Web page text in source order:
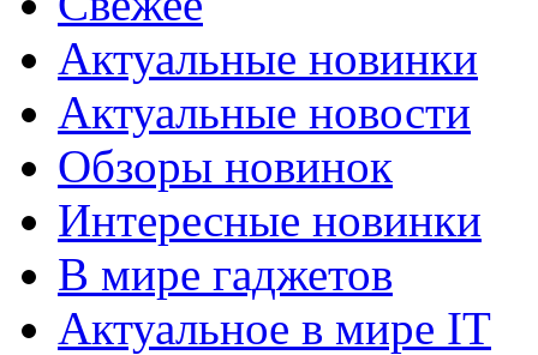
Актуальные новинки
Актуальные новости
Обзоры новинок
Интересные новинки
В мире гаджетов
Актуальное в мире IT